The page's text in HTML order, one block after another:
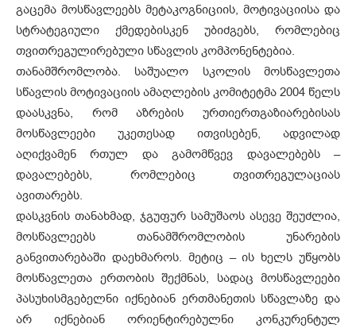
გაცემა მოსწავლეებს მეტაკოგნიციის, მოტივაციისა და
სტრატეგიული ქმედებისკენ უბიძგებს, რომლებიც
თვითრეგულირებული სწავლის კომპონენტებია.
თანამშრომლობა. საშუალო სკოლის მოსწავლეთა
სწავლის მოტივაციის ამაღლების კომიტეტმა 2004 წელს
დაასკვნა, რომ აზრების ურთიერთგაზიარებისას
მოსწავლეები უკეთესად ითვისებენ, ადვილად
აღიქვამენ რთულ და გამომწვევ დავალებებს –
დავალებებს, რომლებიც თვითრეგულაციას
ავითარებს.
დასკვნის თანახმად, ჯგუფურ სამუშაოს ასევე შეუძლია,
მოსწავლეებს თანამშრომლობის უნარების
განვითარებაში დაეხმაროს. მეტიც – ის ხელს უწყობს
მოსწავლეთა ერთობის შექმნას, სადაც მოსწავლეები
პასუხისმგებელნი იქნებიან ერთმანეთის სწავლაზე და
არ იქნებიან ორიენტირებულნი კონკურენტულ